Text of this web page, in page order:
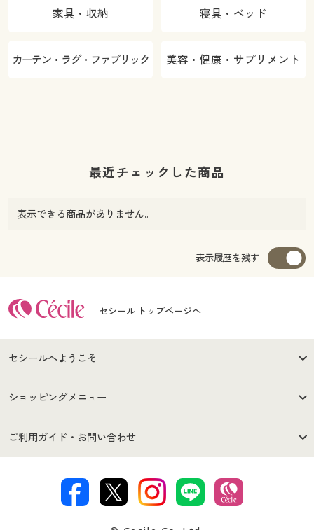
家具・収納 寝具・ベッド
カーテン・ラグ・ファブリック 美容・健康・サプリメント
最近チェックした商品
表示できる商品がありません。
表示履歴を残す
セシール トップページへ
セシールへようこそ
はじめての方へ
セシールご利用規約
著作権・商標について 会社案内
ショッピングメニュー
商品カテゴリ
ご利用ガイド・お問い合わせ
交換・返品は
お支払は